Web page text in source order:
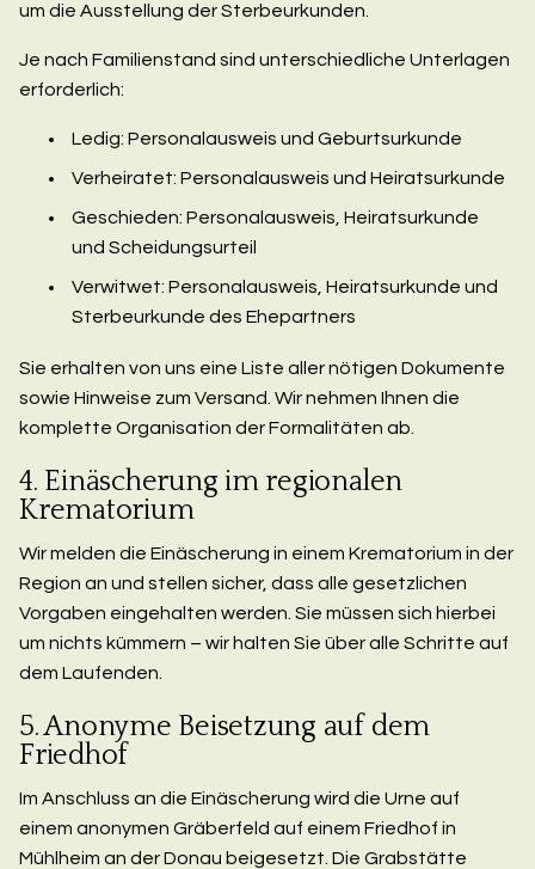
um die Ausstellung der Sterbeurkunden.
Je nach Familienstand sind unterschiedliche Unterlagen
erforderlich:
Ledig: Personalausweis und Geburtsurkunde
Verheiratet: Personalausweis und Heiratsurkunde
Geschieden: Personalausweis, Heiratsurkunde
und Scheidungsurteil
Verwitwet: Personalausweis, Heiratsurkunde und
Sterbeurkunde des Ehepartners
Sie erhalten von uns eine Liste aller nötigen Dokumente
sowie Hinweise zum Versand. Wir nehmen Ihnen die
komplette Organisation der Formalitäten ab.
4. Einäscherung im regionalen
Krematorium
Wir melden die Einäscherung in einem Krematorium in der
Region an und stellen sicher, dass alle gesetzlichen
Vorgaben eingehalten werden. Sie müssen sich hierbei
um nichts kümmern – wir halten Sie über alle Schritte auf
dem Laufenden.
5. Anonyme Beisetzung auf dem
Friedhof
Im Anschluss an die Einäscherung wird die Urne auf
einem anonymen Gräberfeld auf einem Friedhof in
Mühlheim an der Donau beigesetzt. Die Grabstätte